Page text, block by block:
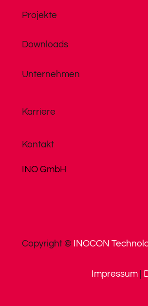
Projekte
Downloads
Unternehmen
Karriere
Kontakt
INO GmbH
Copyright © INOCON
Impressum